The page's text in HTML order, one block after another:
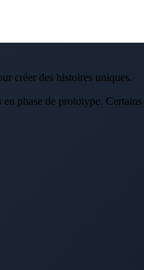
créer des histoires uniques.
phase de prototype.